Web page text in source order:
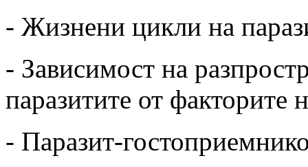
- Жизнени цикли на
- Зависимост на
паразитите от факторите
- Паразит-